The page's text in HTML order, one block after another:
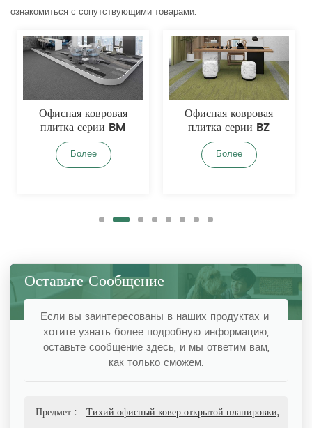
ознакомиться с сопутствующими товарами.
Офисная ковровая
плитка серии BZ
Более
Офисная ковровая
плитка серии DG
Более
Оставьте Сообщение
Если вы заинтересованы в наших продуктах и ​​
хотите узнать более подробную информацию,
оставьте сообщение здесь, и мы ответим вам,
как только сможем.
Предмет :
Тихий офисный ковер открытой планировки,